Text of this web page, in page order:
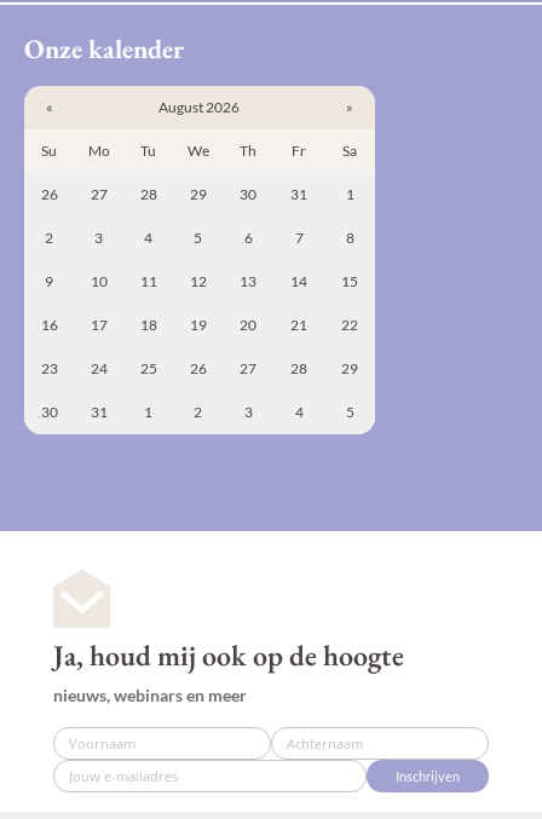
Onze kalender
« August 2026 »
Su Mo Tu We Th Fr Sa
26 27 28 29 30 31 1
2 3 4 5 6 7 8
9 10 11 12 13 14 15
16 17 18 19 20 21 22
23 24 25 26 27 28 29
30 31 1 2 3 4 5
Ja, houd mij ook op de hoogte
nieuws, webinars en meer
Inschrijven